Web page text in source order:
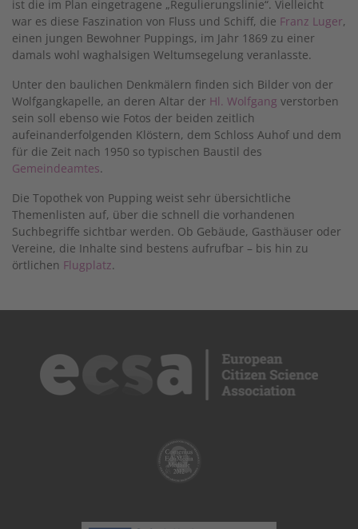
ist die im Plan eingetragene „Regulierungslinie“. Vielleicht
war es diese Faszination von Fluss und Schiff, die Franz Luger,
einen jungen Bewohner Puppings, im Jahr 1869 zu einer
damals wohl waghalsigen Weltumsegelung veranlasste.
Unter den baulichen Denkmälern finden sich Bilder von der
Wolfgangkapelle, an deren Altar der Hl. Wolfgang verstorben
sein soll ebenso wie Fotos der beiden zeitlich
aufeinanderfolgenden Klöstern, dem Schloss Auhof und dem
für die Zeit nach 1950 so typischen Baustil des
Gemeindeamtes.
Die Topothek von Pupping weist sehr übersichtliche
Themenlisten auf, über die schnell die vorhandenen
Suchbegriffe sichtbar werden. Ob Gebäude, Gasthäuser oder
Vereine, die Inhalte sind bestens aufrufbar – bis hin zu
örtlichen Flugplatz.